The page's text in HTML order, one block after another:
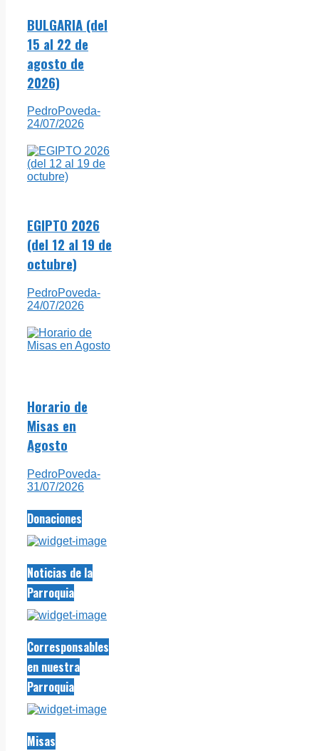
BULGARIA (del
15 al 22 de
agosto de
2026)
PedroPoveda-
24/07/2026
EGIPTO 2026
(del 12 al 19 de
octubre)
PedroPoveda-
24/07/2026
Horario de
Misas en
Agosto
PedroPoveda-
31/07/2026
Donaciones
Noticias de la
Parroquia
Corresponsables
en nuestra
Parroquia
Misas